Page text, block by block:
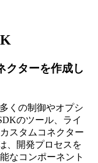
クターを作成し
くの制御やオプシ
のツール、ライ
スタムコネクター
、開発プロセスを
なコンポーネント